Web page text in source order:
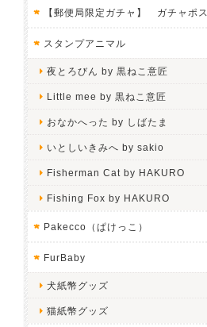
【郵便局限定ガチャ】 ガチャポス
スタンプアニマル
夜とろびん by 黒ねこ意匠
Little mee by 黒ねこ意匠
おなかへった by しばたま
いとしいきみへ by sakio
Fisherman Cat by HAKURO
Fishing Fox by HAKURO
Pakecco（ぱけっこ）
FurBaby
犬紙幣グッズ
猫紙幣グッズ